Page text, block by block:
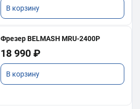
В корзину
Фрезер BELMASH MRU-2400P
18 990 ₽
В корзину